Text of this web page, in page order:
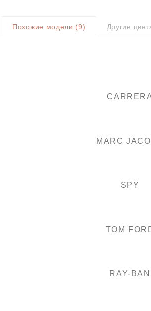
Похожие модели (9) Другие
MARC
SPY
TOM
RAY-BAN